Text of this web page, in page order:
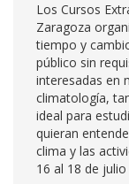
Los Cursos
Zaragoza
tiempo y
público sin
interesadas en
climatología,
ideal para
quieran
clima y las
16 al 18 de julio